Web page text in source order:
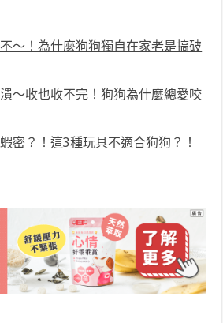
不～！為什麼狗狗獨自在家老是搞破
潰～收也收不完！狗狗為什麼總愛咬
密？！這3種玩具不適合狗狗？！